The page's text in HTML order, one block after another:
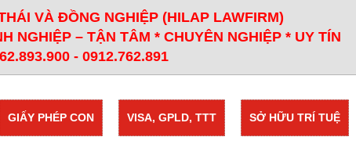
VÀ ĐỒNG NGHIỆP (HILAP LAWFIRM)
NGHIỆP – TẬN TÂM * CHUYÊN NGHIỆP * UY TÍN
- 0912.762.891
SỞ HỮU TRÍ TUỆ
VISA, GPLD, TTT
GIẤY PHÉP CON